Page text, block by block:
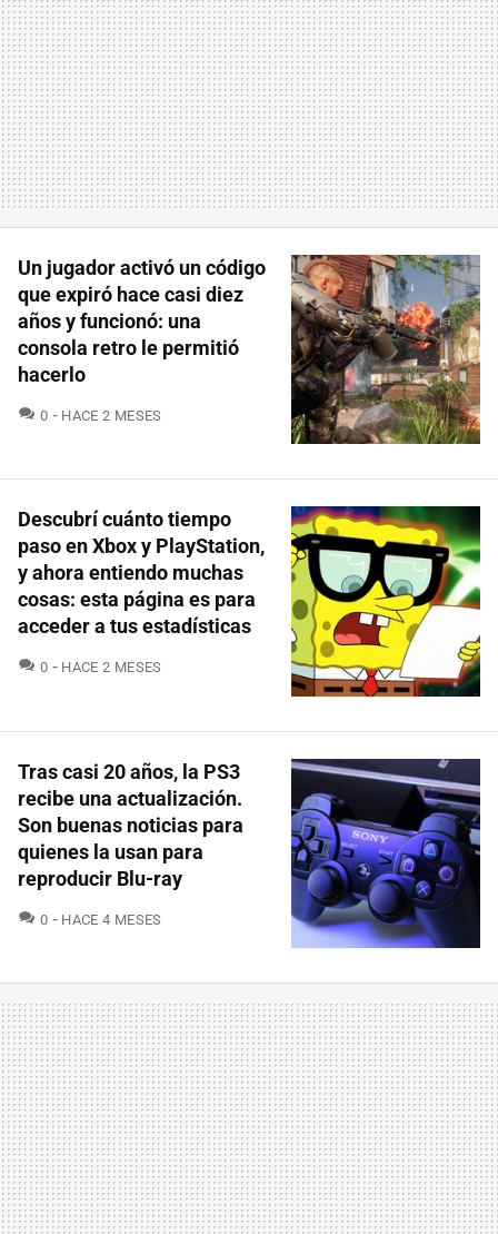
Un jugador activó un código
que expiró hace casi diez
años y funcionó: una
consola retro le permitió
hacerlo
0 COMENTARIOS
HACE 2 MESES
Descubrí cuánto tiempo
paso en Xbox y PlayStation,
y ahora entiendo muchas
cosas: esta página es para
acceder a tus estadísticas
0 COMENTARIOS
HACE 2 MESES
Tras casi 20 años, la PS3
recibe una actualización.
Son buenas noticias para
quienes la usan para
reproducir Blu-ray
0 COMENTARIOS
HACE 4 MESES